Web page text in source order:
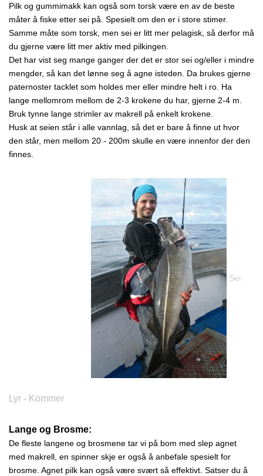
Pilk og gummimakk kan også som torsk være en av de beste
måter å fiske etter sei på. Spesielt om den er i store stimer.
Samme måte som torsk, men sei er litt mer pelagisk, så derfor må
du gjerne være litt mer aktiv med pilkingen.
Det har vist seg mange ganger der det er stor sei og/eller i mindre
mengder, så kan det lønne seg å agne isteden. Da brukes gjerne
paternoster tacklet som holdes mer eller mindre helt i ro. Ha
lange mellomrom mellom de 2-3 krokene du har, gjerne 2-4 m.
Bruk tynne lange strimler av makrell på enkelt krokene.
Husk at seien står i alle vannlag, så det er bare å finne ut hvor
den står, men mellom 20 - 200m skulle en være innenfor der den
finnes.
Sei
Lyr - Kommer
Lange og Brosme:
De fleste langene og brosmene tar vi på bom med slep agnet
med makrell, en spinner skje er også å anbefale spesielt for
brosme. Agnet pilk kan også være svært så effektivt. Satser du å